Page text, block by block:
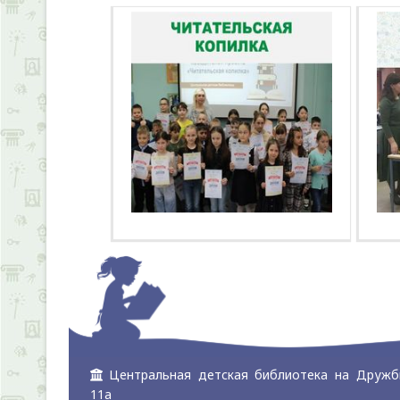
Центральная детская библиотека на
11а